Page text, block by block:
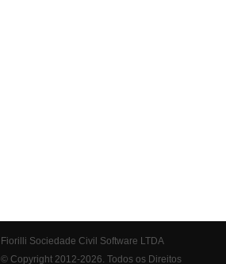
Fiorilli Sociedade Civil Software LTDA
© Copyright 2012-2026. Todos os Direitos